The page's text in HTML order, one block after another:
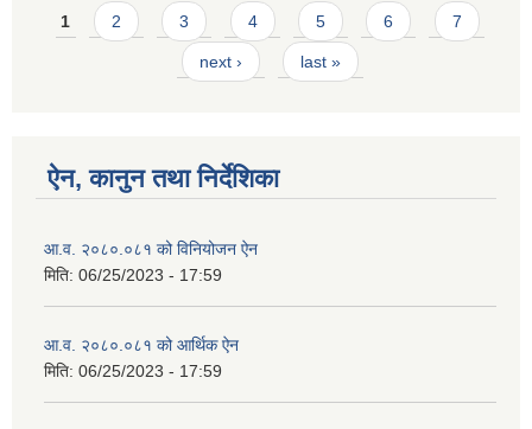
Pages
1 2 3 4 5 6 7
next › last »
ऐन, कानुन तथा निर्देशिका
आ.व. २०८०.०८१ को विनियोजन ऐन
मिति: 06/25/2023 - 17:59
आ.व. २०८०.०८१ को आर्थिक ऐन
मिति: 06/25/2023 - 17:59